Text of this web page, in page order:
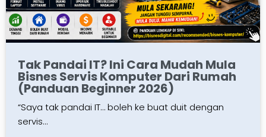
Tak Pandai IT? Ini Cara Mudah Mula
Bisnes Servis Komputer Dari Rumah
(Panduan Beginner 2026)
“Saya tak pandai IT… boleh ke buat duit dengan
servis…